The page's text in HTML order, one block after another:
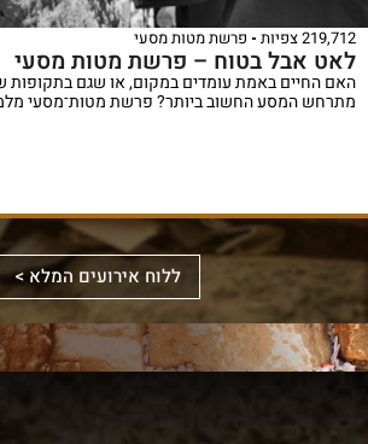
219,712 צפיות פרשת מטות מסעי
לאט אבל בטוח – פרשת מטות מסעי
האם החיים באמת עומדים במקום, או שגם בתקופות
מתרחש המסע החשוב ביותר? פרשת מטות־מסעי
ללוח אירועים המלא >
לראשונה,
הדינים
והמנהגים
באמצעות
תמונות
וציורים
ספר
אלבומי
מפואר
המשחזר
את